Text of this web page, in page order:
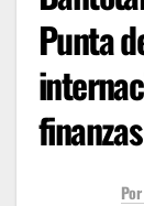
Punta
finanzas
Por